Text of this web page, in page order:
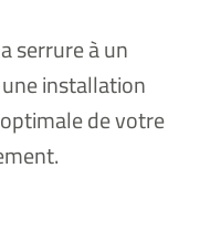
serrure à un
installation
de votre